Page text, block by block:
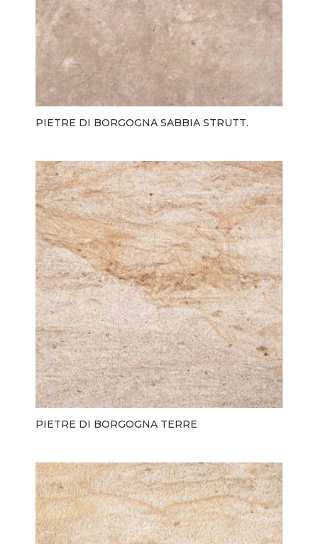
PIETRE DI BORGOGNA SABBIA STRUTT.
PIETRE DI BORGOGNA TERRE